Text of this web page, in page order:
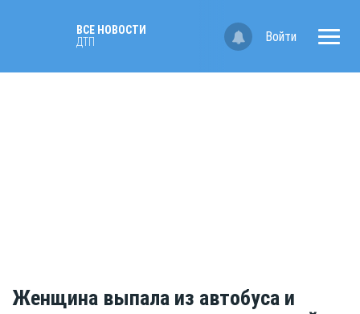
ВСЕ НОВОСТИ
ДТП
Войти
Женщина выпала из автобуса и